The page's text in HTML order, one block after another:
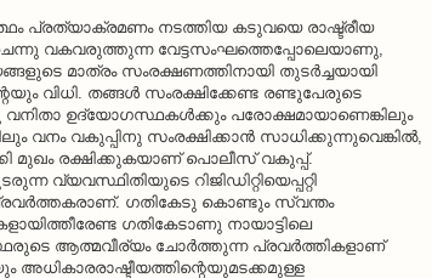
പ്രത്യാക്രമണം നടത്തിയ കടുവയെ രാഷ്ട്രീയ
വകവരുത്തുന്ന വേട്ടസംഘത്തെപ്പോലെയാണു,
മാത്രം സംരക്ഷണത്തിനായി തുടര്‍ച്ചയായി
വിധി. തങ്ങള്‍ സംരക്ഷിക്കേണ്ട രണ്ടുപേരുടെ
ഉദ്യോഗസ്ഥകള്‍ക്കും പരോക്ഷമായാണെങ്കിലും
വനം വകുപ്പിനു സംരക്ഷിക്കാന്‍ സാധിക്കുന്നുവെങ്കില്‍,
മുഖം രക്ഷിക്കുകയാണ് പൊലീസ് വകുപ്പ്.
വ്യവസ്ഥിതിയുടെ റിജിഡിറ്റിയെപ്പറ്റി
ഗതികേടു കൊണ്ടും സ്വന്തം
ഗതികേടാണു നായാട്ടിലെ
ആത്മവീര്യം ചോര്‍ത്തുന്ന പ്രവര്‍ത്തികളാണ്
അധികാരരാഷ്ടീയത്തിന്റെയുമടക്കമുള്ള